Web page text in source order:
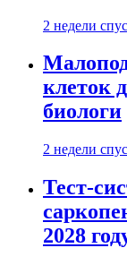
2 недели
клеток
биологи
2 недели
Тест-
2028